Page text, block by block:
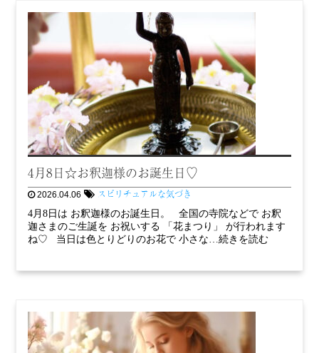
4月8日☆お釈迦様のお誕生日♡
2026.04.06 スピリチュアルな気づき
4月8日は お釈迦様のお誕生日。 全国の寺院などで お釈
迦さまのご生誕を お祝いする 「花まつり」 が行われます
ね♡ 当日は色とりどりのお花で 小さな…続きを読む